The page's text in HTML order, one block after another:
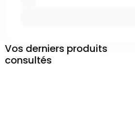
Vos derniers produits
consultés